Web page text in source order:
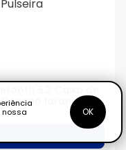
laranja
nossa
OK